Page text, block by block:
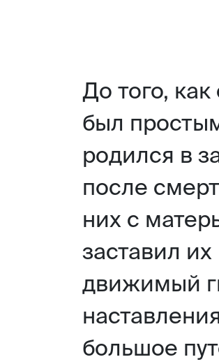
До того,
был
родился в
после
них с
заставил их
движимый
большое